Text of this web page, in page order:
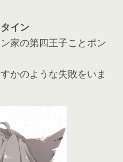
イン
家の第四王子ことポン
かのような失敗をいま